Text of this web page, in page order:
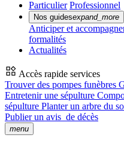
Particulier Professionnel
Nos guidesexpand_more
Anticiper et
formalités
Actualités
Accès rapide services
Trouver des pompes funèbres
Entretenir une sépulture
sépulture Planter un arbre du
Publier un avis de décès
menu